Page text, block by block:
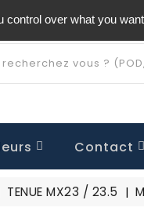
Livraison offerte
Contact
TENUE MX23 / 23.5
over what you